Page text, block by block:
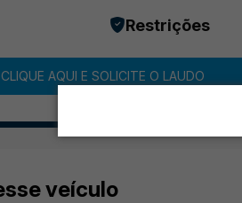
Restrições
CLIQUE AQUI E SOLICITE O LAUDO
veículo